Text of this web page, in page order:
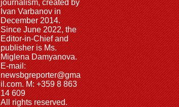
journalism, created by
Ivan Varbanov in
December 2014.
Since June 2022, the
Editor-in-Chief and
publisher is Ms.
Miglena Damyanova.
Е-mail:
newsbgreporter@gma
il.com. M: +359 8 863
14 609
All rights reserved.